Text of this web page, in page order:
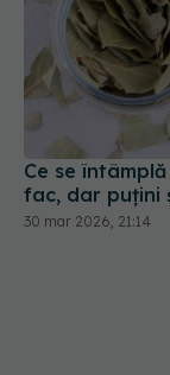
Ce se
fac, dar puțini
30 mar 2026, 21:14